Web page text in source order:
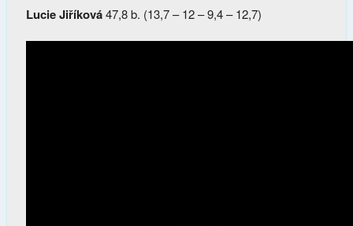
Lucie Jiříková47,8 b. (13,7 – 12 – 9,4 – 12,7)